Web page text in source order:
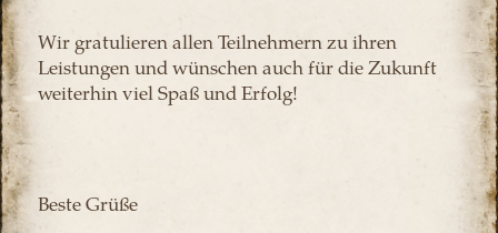
Wir gratulieren allen Teilnehmern zu ihren
Leistungen und wünschen auch für die Zukunft
weiterhin viel Spaß und Erfolg!
Beste Grüße